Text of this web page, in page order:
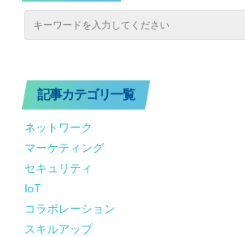
記事カテゴリ一覧
ネットワーク
マーケティング
セキュリティ
IoT
コラボレーション
スキルアップ